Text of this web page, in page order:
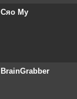
Сяо Му
BrainGrabber